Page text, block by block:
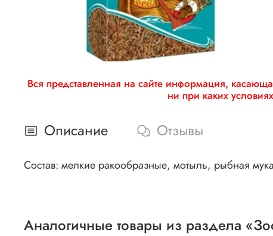
Вся представленная на сайте информация,
ни при каких
Описание Отзывы
Состав: мелкие ракообразные, мотыль, рыбная
Аналогичные товары из раздела